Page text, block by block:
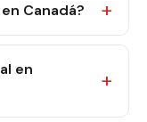
Canadá?
en